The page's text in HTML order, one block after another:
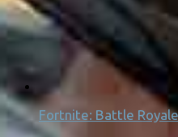
Fortnite: Battle Royale